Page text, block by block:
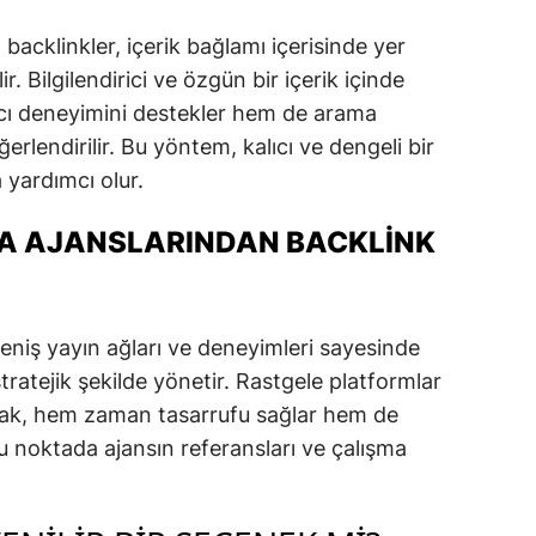
backlinkler, içerik bağlamı içerisinde yer
Bilgilendirici ve özgün bir içerik içinde
deneyimini destekler hem de arama
Bu yöntem, kalıcı ve dengeli bir
olur.
AJANSLARINDAN BACKLINK
yayın ağları ve deneyimleri sayesinde
şekilde yönetir. Rastgele platformlar
hem zaman tasarrufu sağlar hem de
ajansın referansları ve çalışma